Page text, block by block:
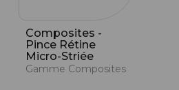
Composites -
Pince Rétine
Micro-Striée
Gamme Composites